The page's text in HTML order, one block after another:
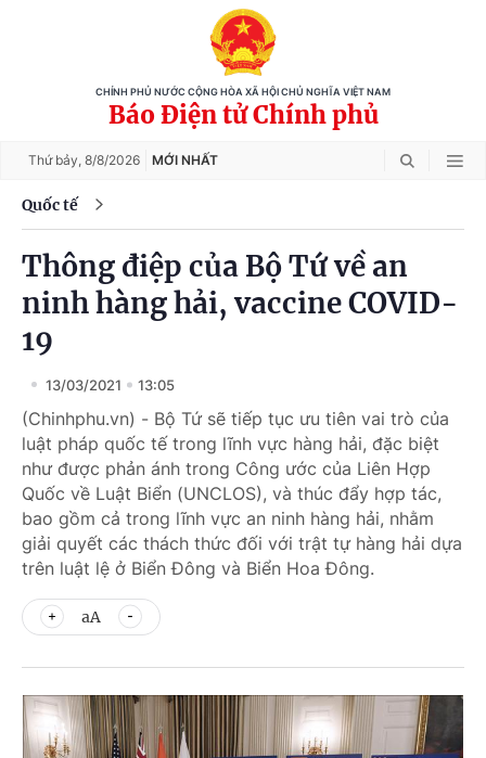
CHÍNH PHỦ NƯỚC CỘNG HÒA XÃ HỘI CHỦ NGHĨA VIỆT NAM
Báo Điện tử Chính phủ
Thứ bảy, 8/8/2026 MỚI NHẤT
Quốc tế
Thông điệp của Bộ Tứ về an
ninh hàng hải, vaccine COVID-
19
13/03/2021 13:05
(Chinhphu.vn) - Bộ Tứ sẽ tiếp tục ưu tiên vai trò của
luật pháp quốc tế trong lĩnh vực hàng hải, đặc biệt
như được phản ánh trong Công ước của Liên Hợp
Quốc về Luật Biển (UNCLOS), và thúc đẩy hợp tác,
bao gồm cả trong lĩnh vực an ninh hàng hải, nhằm
giải quyết các thách thức đối với trật tự hàng hải dựa
trên luật lệ ở Biển Đông và Biển Hoa Đông.
aA